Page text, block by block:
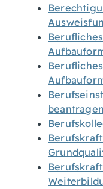
beantragen